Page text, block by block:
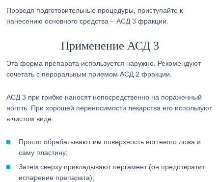
Проведя подготовительные процедуры, приступайте к
нанесению основного средства – АСД 3 фракции.
Применение АСД 3
Эта форма препарата используется наружно. Рекомендуют
сочетать с пероральным приемом АСД 2 фракции.
АСД 3 при грибке наносят непосредственно на пораженный
ноготь. При хорошей переносимости лекарства его используют
в чистом виде:
Просто обрабатывают им поверхность ногтевого ложа и
саму пластину;
Затем сверху прикладывают пергамент (он предотвратит
испарение препарата);